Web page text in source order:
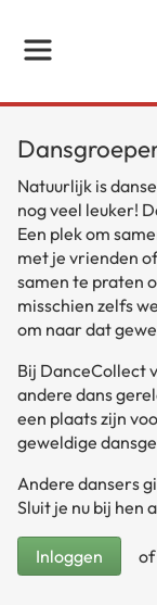
Natuurlijk is
nog veel leuker!
Een plek om
met je vrienden
samen te praten
misschien zelfs
om naar dat
Bij DanceCollect
andere dans
een plaats zijn
geweldige
Andere dansers
Sluit je nu bij hen
Inloggen of